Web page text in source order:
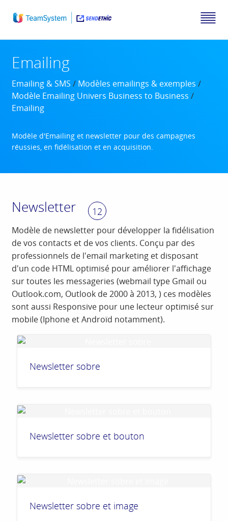
Emailing
Emailing & SMS / Modèles emailings & exemples /
Modèle Emailing Univers Business to Business /
Emailing
Modèle d'Emailing et newsletter pour des campagnes
réussies, en fidélisation et en acquisition.
Newsletter 12
Modèle de newsletter pour développer la fidélisation
de vos contacts et de vos clients. Conçu par des
professionnels de l'email marketing et disposant
d'un code HTML optimisé pour améliorer l'affichage
sur toutes les messageries (webmail type Gmail ou
Outlook.com, Outlook de 2000 à 2013, ) ces modèles
sont aussi Responsive pour une lecteur optimisé sur
mobile (Iphone et Androïd notamment).
Newsletter sobre
Newsletter sobre et bouton
Newsletter sobre et image